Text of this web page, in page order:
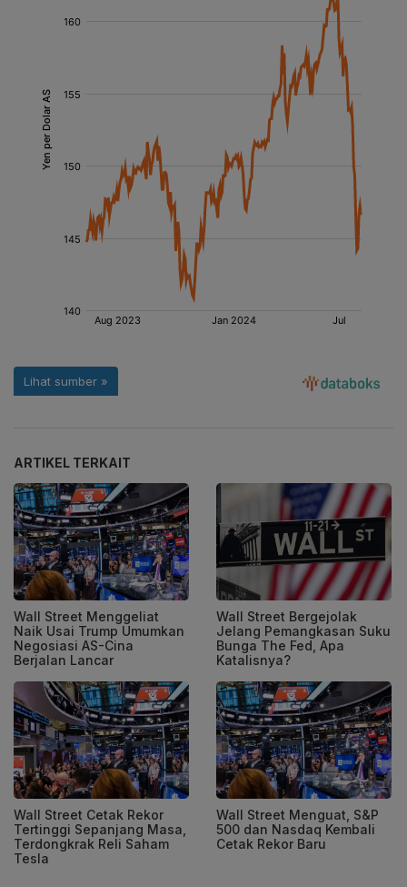
ARTIKEL TERKAIT
Wall Street Menggeliat
Naik Usai Trump Umumkan
Negosiasi AS-Cina
Berjalan Lancar
Wall Street Bergejolak
Jelang Pemangkasan Suku
Bunga The Fed, Apa
Katalisnya?
Wall Street Cetak Rekor
Tertinggi Sepanjang Masa,
Terdongkrak Reli Saham
Tesla
Wall Street Menguat, S&P
500 dan Nasdaq Kembali
Cetak Rekor Baru